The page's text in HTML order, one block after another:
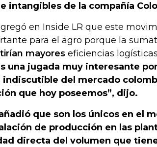
intangibles de la compañía
en Inside LR que este
para el agro porque la
mayores eficiencias
una jugada muy interesante
indiscutible del mercado
que hoy poseemos”, dijo.
que son los únicos en el
de producción en las
directa del volumen que